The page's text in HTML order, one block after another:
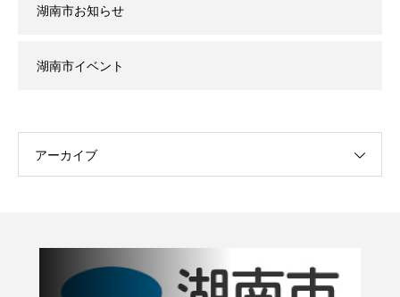
湖南市お知らせ
湖南市イベント
アーカイブ